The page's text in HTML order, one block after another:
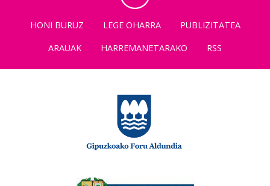
HONI BURUZ LEGE OHARRA
PUBLIZITATEA
ARAUAK
HARREMANETARAKO RSS